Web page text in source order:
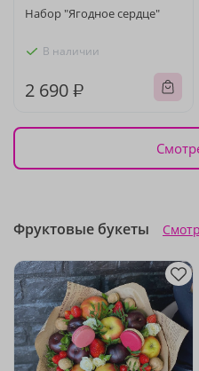
Набор "Ягодное сердце"
В наличии
2 690 ₽
Фруктовые букеты